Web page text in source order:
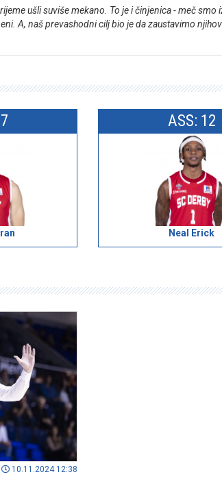
ušli suviše mekano. To je i činjenica - meč smo
A, naš prevashodni cilj bio je da zaustavimo
ASS: 12
Neal Erick
10.11.2024 12:38